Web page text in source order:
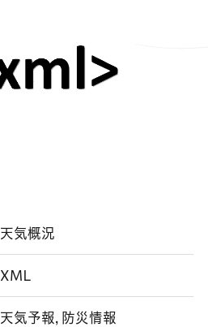
天気概況
XML
天気予報, 防災情報